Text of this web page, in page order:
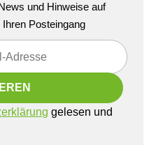
und Hinweise auf
Posteingang
gelesen und